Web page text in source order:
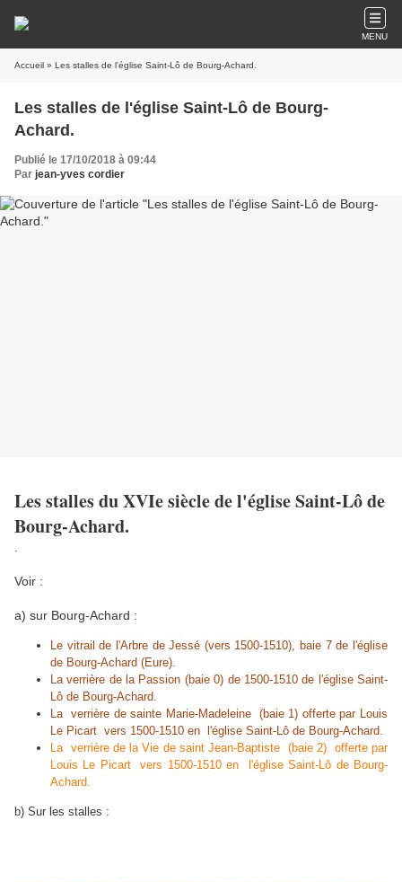
MENU
Accueil » Les stalles de l'église Saint-Lô de Bourg-Achard.
Les stalles de l'église Saint-Lô de Bourg-
Achard.
Publié le 17/10/2018 à 09:44
Par jean-yves cordier
Les stalles du XVIe siècle de l'église Saint-Lô de
Bourg-Achard.
Voir :
a) sur Bourg-Achard :
Le vitrail de l'Arbre de Jessé (vers 1500-1510), baie 7 de l'église
de Bourg-Achard (Eure).
La verrière de la Passion (baie 0) de 1500-1510 de l'église Saint-
Lô de Bourg-Achard.
La verrière de sainte Marie-Madeleine (baie 1) offerte par Louis
Le Picart vers 1500-1510 en l'église Saint-Lô de Bourg-Achard.
La verrière de la Vie de saint Jean-Baptiste (baie 2) offerte par
Louis Le Picart vers 1500-1510 en l'église Saint-Lô de Bourg-
Achard.
b) Sur les stalles :